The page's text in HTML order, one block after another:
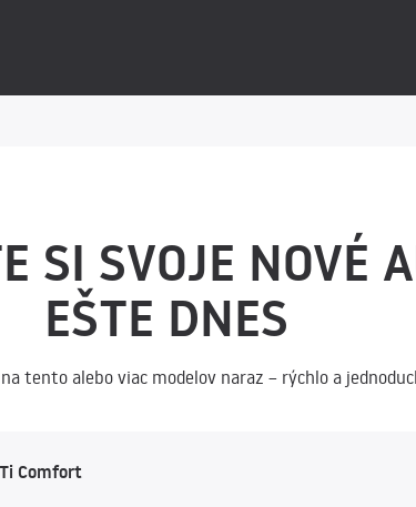
SI SVOJE NOVÉ
EŠTE DNES
tento alebo viac modelov naraz – rýchlo a
Comfort